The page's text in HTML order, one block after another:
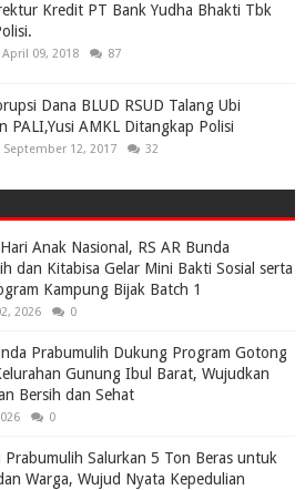
Kredit PT Bank Yudha Bhakti Tbk
09, 2018 87
Dana BLUD RSUD Talang Ubi
PALI,Yusi AMKL Ditangkap Polisi
September 12, 2017 32
Anak Nasional, RS AR Bunda
dan Kitabisa Gelar Mini Bakti Sosial serta
Kampung Bijak Batch 1
2026 0
Prabumulih Dukung Program Gotong
Gunung Ibul Barat, Wujudkan
Bersih dan Sehat
0
Prabumulih Salurkan 5 Ton Beras untuk
Warga, Wujud Nyata Kepedulian